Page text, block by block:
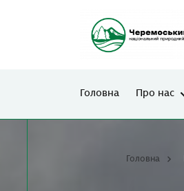
Головна Про нас
Головна